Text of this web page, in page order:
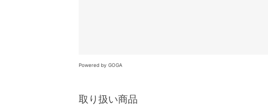
Powered by GOGA
取り扱い商品